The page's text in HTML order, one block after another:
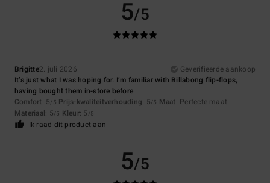
5/5
Brigitte2. juli 2026
Geverifieerde aankoop
It’s just what I was hoping for. I’m familiar with Billabong flip-flops,
having bought them in-store before
Comfort: 5/5 Prijs-kwaliteitverhouding: 5/5 Maat: Perfecte maat
Materiaal: 5/5 Kleur: 5 /5
Ik raad dit product aan
5/5